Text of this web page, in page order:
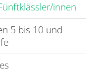
innen
5 bis 10 und